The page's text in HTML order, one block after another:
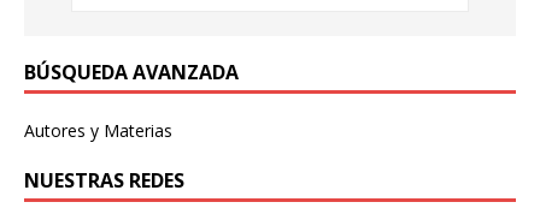
BÚSQUEDA AVANZADA
Autores y Materias
NUESTRAS REDES